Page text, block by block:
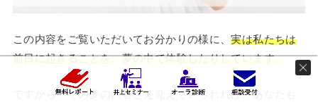
この内容をご覧いただいてお分かりの様に、実は私たちは
前日に起きることを、夢の中で体験したりしています。
ですから、その夢の内容さえ覚えていられれば、あなたも